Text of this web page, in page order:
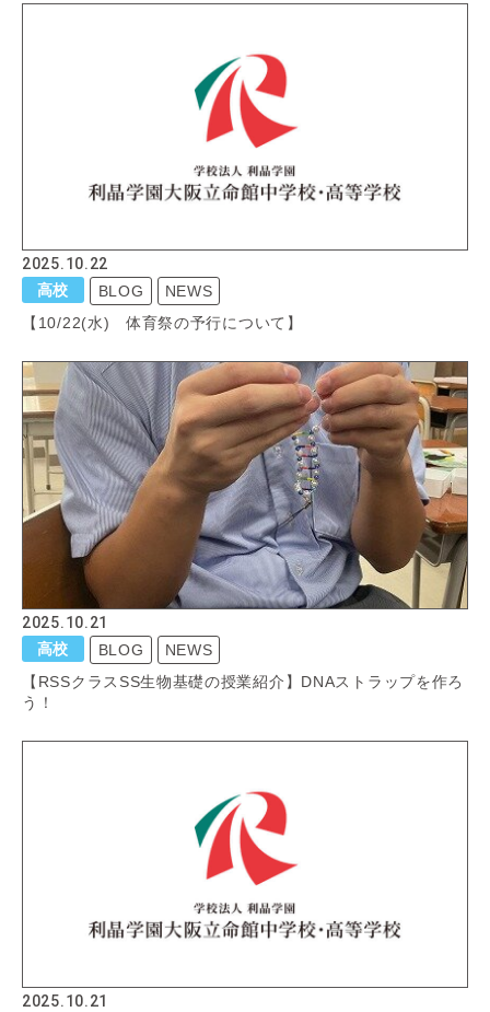
2025.10.22
高校
BLOG
NEWS
【10/22(水) 体育祭の予行について】
2025.10.21
高校
BLOG
NEWS
【RSSクラスSS生物基礎の授業紹介】DNAストラップを作ろ
う！
2025.10.21